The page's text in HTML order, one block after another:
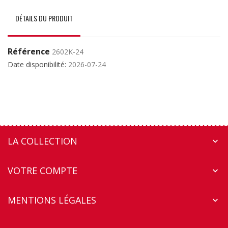
DÉTAILS DU PRODUIT
Référence 2602K-24
Date disponibilité: 2026-07-24
LA COLLECTION 
VOTRE COMPTE 
MENTIONS LÉGALES 